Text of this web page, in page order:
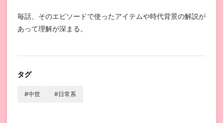
毎話、そのエピソードで使ったアイテムや時代背景の解説が
あって理解が深まる。
タグ
#中世 #日常系